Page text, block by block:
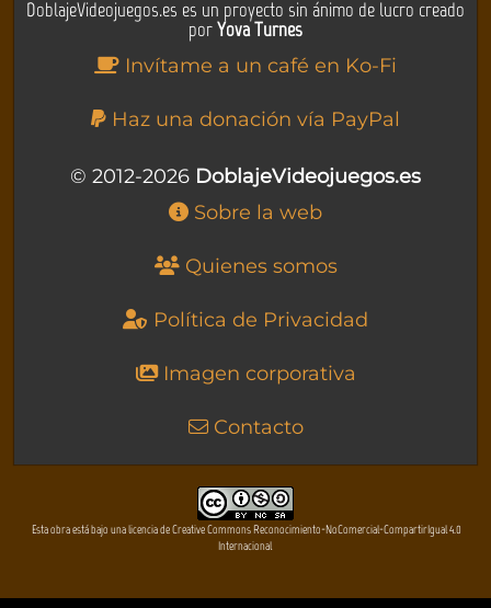
DoblajeVideojuegos.es es un proyecto sin ánimo de lucro creado
porYova Turnes
Invítame a un café en Ko-Fi
Haz una donación vía PayPal
© 2012-2026 DoblajeVideojuegos.es
Sobre la web
Quienes somos
Política de Privacidad
Imagen corporativa
Contacto
Esta obra está bajo una licencia de Creative Commons Reconocimiento-NoComercial-CompartirIgual 4.0
Internacional